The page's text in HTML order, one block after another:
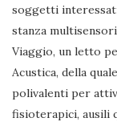
soggetti
stanza
Viaggio, un letto
Acustica, della
polivalenti per
fisioterapici, ausili